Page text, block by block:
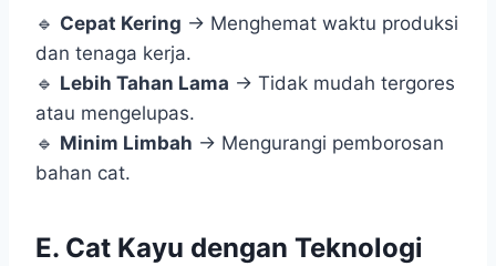
🔹 Cepat Kering → Menghemat waktu produksi
dan tenaga kerja.
🔹 Lebih Tahan Lama → Tidak mudah tergores
atau mengelupas.
🔹 Minim Limbah → Mengurangi pemborosan
bahan cat.
E. Cat Kayu dengan Teknologi